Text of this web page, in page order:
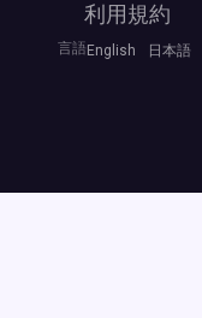
利用規約
言語 English 日本語